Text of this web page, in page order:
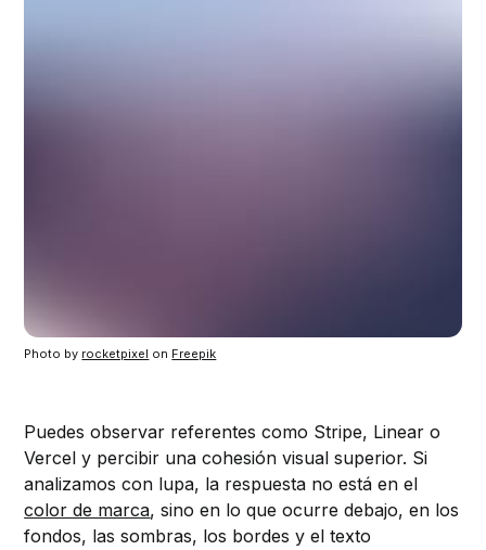
Photo by rocketpixel on Freepik
Puedes observar referentes como Stripe, Linear o
Vercel y percibir una cohesión visual superior. Si
analizamos con lupa, la respuesta no está en el
color de marca, sino en lo que ocurre debajo, en los
fondos, las sombras, los bordes y el texto